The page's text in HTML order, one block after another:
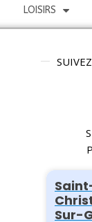
LOISIRS